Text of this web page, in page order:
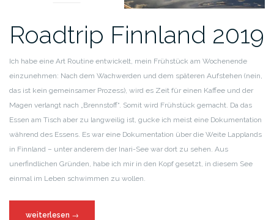
Roadtrip Finnland 2019
Ich habe eine Art Routine entwickelt, mein Frühstück am Wochenende
einzunehmen: Nach dem Wachwerden und dem späteren Aufstehen (nein,
das ist kein gemeinsamer Prozess), wird es Zeit für einen Kaffee und der
Magen verlangt nach „Brennstoff“. Somit wird Frühstück gemacht. Da das
Essen am Tisch aber zu langweilig ist, gucke ich meist eine Dokumentation
während des Essens. Es war eine Dokumentation über die Weite Lapplands
in Finnland – unter anderem der Inari-See war dort zu sehen. Aus
unerfindlichen Gründen, habe ich mir in den Kopf gesetzt, in diesem See
einmal im Leben schwimmen zu wollen.
weiterlesen →